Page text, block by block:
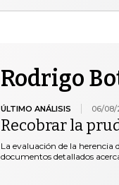
Rodrigo
ÚLTIMO ANÁLISIS 06/08/
Recobrar la
La evaluación de la herencia
documentos detallados